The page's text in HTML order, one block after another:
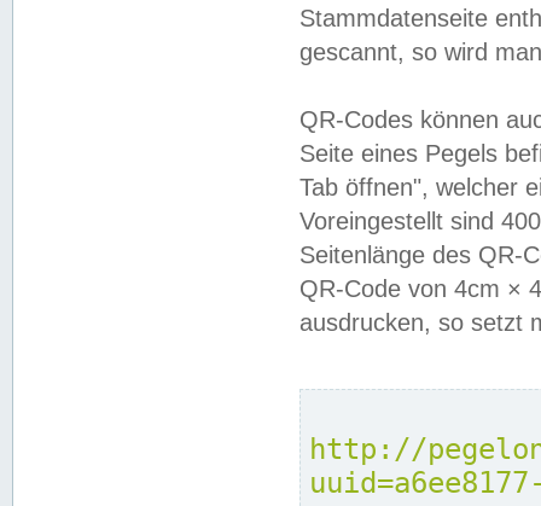
Stammdatenseite
gescannt, so wird
QR-Codes können
Seite eines Pegels
Tab öffnen", welcher
Voreingestellt sind
Seitenlänge des QR-
QR-Code von 4cm ×
ausdrucken, so setzt
http://